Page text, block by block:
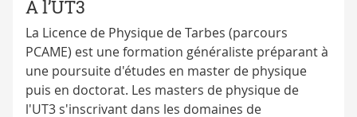
À l’UT3
La Licence de Physique de Tarbes (parcours
PCAME) est une formation généraliste préparant à
une poursuite d'études en master de physique
puis en doctorat. Les masters de physique de
l'UT3 s'inscrivant dans les domaines de